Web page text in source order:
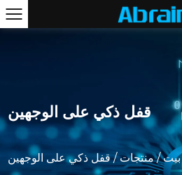
قفل ذكي على الوجهين
بيت/منتجات /قفل ذكي على الوجهين